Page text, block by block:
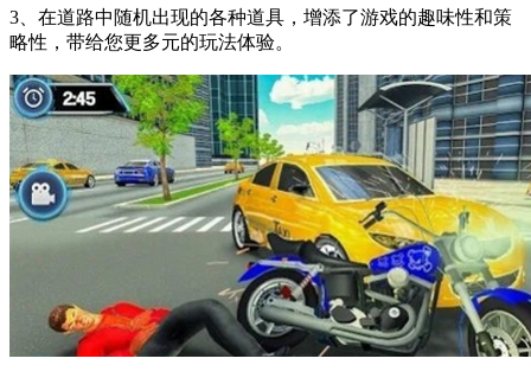
3、在道路中随机出现的各种道具，增添了游戏的趣味性和策
略性，带给您更多元的玩法体验。